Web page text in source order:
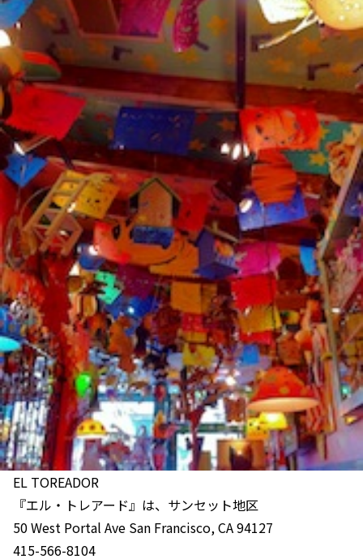
EL TOREADOR
『エル・トレアード』は、サンセット地区
50 West Portal Ave San Francisco, CA 94127
415-566-8104